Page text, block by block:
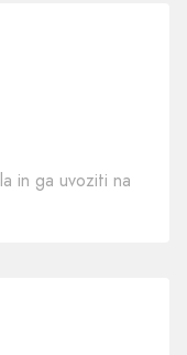
in ga uvoziti na